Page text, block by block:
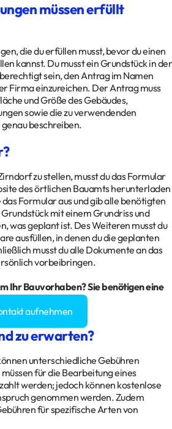
müssen erfüllt
die du erfüllen musst, bevor du einen
kannst. Du musst ein Grundstück in der
sein, den Antrag im Namen
Firma einzureichen. Der Antrag muss
und Größe des Gebäudes,
sowie die zu verwendenden
beschreiben.
zu stellen, musst du das Formular
des örtlichen Bauamts herunterladen
Formular aus und gib alle benötigten
mit einem Grundriss und
was geplant ist. Des Weiteren musst du
ausfüllen, in denen du die geplanten
musst du alle Dokumente an das
vorbeibringen.
Ihr Bauvorhaben? Sie benötigen eine
aufnehmen
zu erwarten?
unterschiedliche Gebühren
für die Bearbeitung eines
werden; jedoch können kostenlose
genommen werden. Zudem
für spezifische Arten von